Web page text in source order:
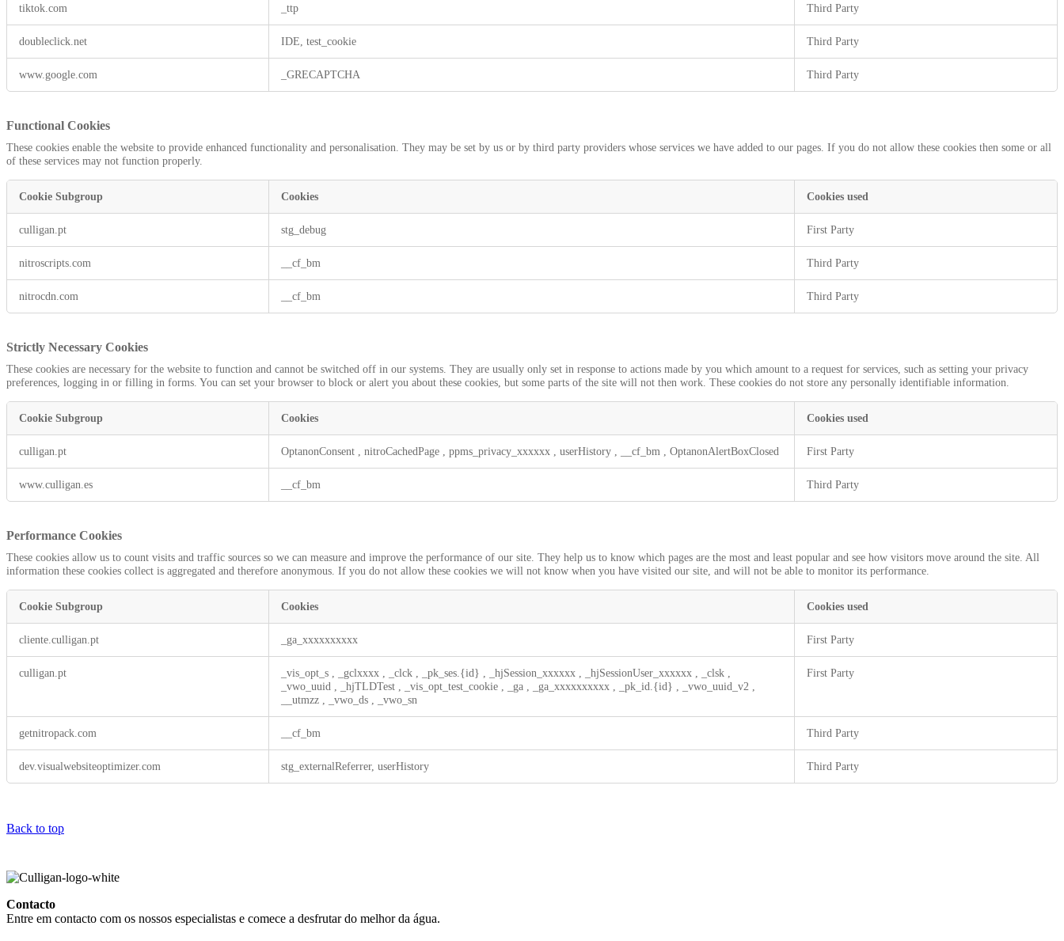
tiktok.com _ttp Third Party
doubleclick.net IDE, test_cookie Third Party
www.google.com _GRECAPTCHA Third Party
Functional Cookies
These cookies enable the website to provide enhanced functionality and personalisation. They may be set by us or by third party providers whose services we have added to our pages. If you do not allow these cookies then some or all
of these services may not function properly.
Cookies
Cookie Subgroup Cookies Cookies used
culligan.pt stg_debug First Party
nitroscripts.com __cf_bm Third Party
nitrocdn.com __cf_bm Third Party
Strictly Necessary Cookies
These cookies are necessary for the website to function and cannot be switched off in our systems. They are usually only set in response to actions made by you which amount to a request for services, such as setting your privacy
preferences, logging in or filling in forms. You can set your browser to block or alert you about these cookies, but some parts of the site will not then work. These cookies do not store any personally identifiable information.
Necessary
Cookies
Cookie Subgroup Cookies Cookies used
culligan.pt OptanonConsent nitroCachedPage ppms_privacy_xxxxxx userHistory __cf_bm OptanonAlertBoxClosed First Party
www.culligan.es __cf_bm Third Party
Performance Cookies
These cookies allow us to count visits and traffic sources so we can measure and improve the performance of our site. They help us to know which pages are the most and least popular and see how visitors move around the site. All
information these cookies collect is aggregated and therefore anonymous. If you do not allow these cookies we will not know when you have visited our site, and will not be able to monitor its performance.
Cookies
Cookie Subgroup Cookies Cookies used
cliente.culligan.pt _ga_xxxxxxxxxx First Party
culligan.pt _vis_opt_s _gclxxxx _clck _pk_ses.{id} _hjSession_xxxxxx _hjSessionUser_xxxxxx _clsk
_vwo_uuid
_hjTLDTest _vis_opt_test_cookie _ga _ga_xxxxxxxxxx _pk_id.{id} _vwo_uuid_v2
__utmzz
_vwo_ds _vwo_sn
First Party
getnitropack.com __cf_bm Third Party
dev.visualwebsiteoptimizer.com stg_externalReferrer, userHistory Third Party
Back to top
Contacto
Entre em contacto com os nossos especialistas e comece a desfrutar do melhor da água.